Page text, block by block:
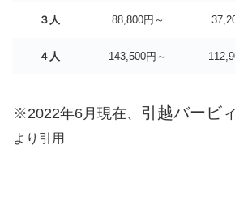
３人 88,800円～
４人 143,500円～
※2022年6月現在、 引越バービ
より引用